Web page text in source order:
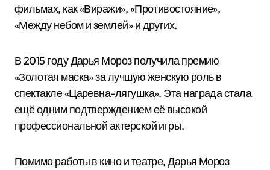
фильмах, как «Виражи», «Противостояние»,
«Между небом и землей» и других.
В 2015 году Дарья Мороз получила премию
«Золотая маска» за лучшую женскую роль в
спектакле «Царевна-лягушка». Эта награда стала
ещё одним подтверждением её высокой
профессиональной актерской игры.
Помимо работы в кино и театре, Дарья Мороз